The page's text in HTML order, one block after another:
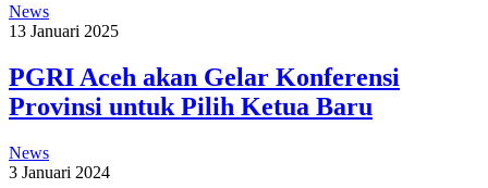
News
13 Januari 2025
PGRI Aceh akan Gelar Konferensi
Provinsi untuk Pilih Ketua Baru
News
3 Januari 2024